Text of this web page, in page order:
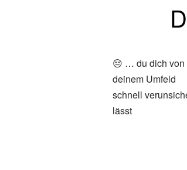
😔 … du dich von
deinem Umfeld
schnell
lässt